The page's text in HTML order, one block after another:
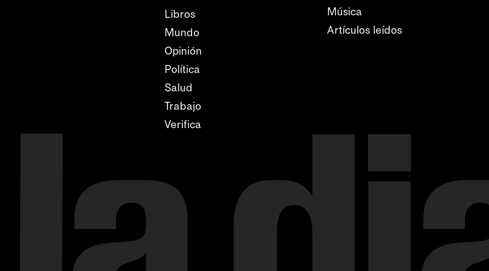
Libros
Mundo
Opinión
Política
Salud
Trabajo
Verifica
Música
Artículos leídos